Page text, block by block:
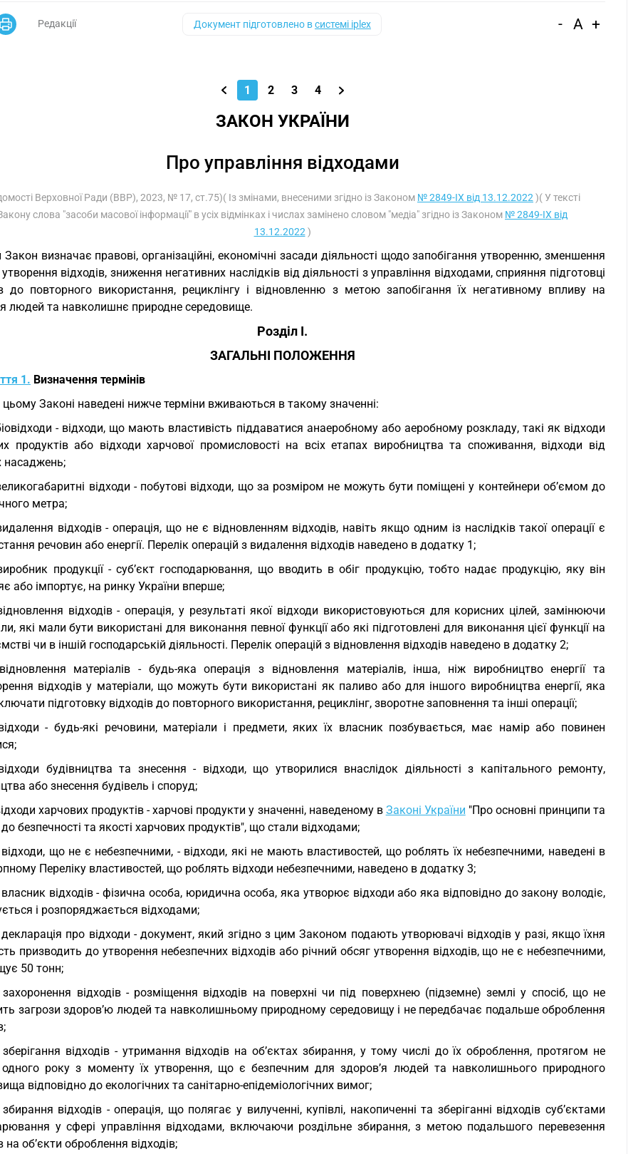
Редакції Документ підготовлено всистемі iplex - A +
1 2 3 4
ЗАКОН УКРАЇНИ
Про управління відходами
Верховної Ради (ВВР), 2023, № 17, ст.75)( Із змінами, внесеними згідно із Законом № 2849-IX від 13.12.2022 )( У тексті
слова "засоби масової інформації" в усіх відмінках і числах замінено словом "медіа" згідно із Законом № 2849-IX від
13.12.2022 )
Закон визначає правові, організаційні, економічні засади діяльності щодо запобігання утворенню, зменшення
утворення відходів, зниження негативних наслідків від діяльності з управління відходами, сприяння підготовці
до повторного використання, рециклінгу і відновленню з метою запобігання їх негативному впливу на
людей та навколишнє природне середовище.
Розділ I.
ЗАГАЛЬНІ ПОЛОЖЕННЯ
1. Визначення термінів
цьому Законі наведені нижче терміни вживаються в такому значенні:
- відходи, що мають властивість піддаватися анаеробному або аеробному розкладу, такі як відходи
продуктів або відходи харчової промисловості на всіх етапах виробництва та споживання, відходи від
насаджень;
відходи - побутові відходи, що за розміром не можуть бути поміщені у контейнери об’ємом до
метра;
відходів - операція, що не є відновленням відходів, навіть якщо одним із наслідків такої операції є
речовин або енергії. Перелік операцій з видалення відходів наведено в додатку 1;
продукції - суб’єкт господарювання, що вводить в обіг продукцію, тобто надає продукцію, яку він
або імпортує, на ринку України вперше;
відходів - операція, у результаті якої відходи використовуються для корисних цілей, замінюючи
які мали бути використані для виконання певної функції або які підготовлені для виконання цієї функції на
чи в іншій господарській діяльності. Перелік операцій з відновлення відходів наведено в додатку 2;
матеріалів - будь-яка операція з відновлення матеріалів, інша, ніж виробництво енергії та
відходів у матеріали, що можуть бути використані як паливо або для іншого виробництва енергії, яка
підготовку відходів до повторного використання, рециклінг, зворотне заповнення та інші операції;
- будь-які речовини, матеріали і предмети, яких їх власник позбувається, має намір або повинен
будівництва та знесення - відходи, що утворилися внаслідок діяльності з капітального ремонту,
або знесення будівель і споруд;
харчових продуктів - харчові продукти у значенні, наведеному в Законі України "Про основні принципи та
безпечності та якості харчових продуктів", що стали відходами;
що не є небезпечними, - відходи, які не мають властивостей, що роблять їх небезпечними, наведені в
Переліку властивостей, що роблять відходи небезпечними, наведено в додатку 3;
відходів - фізична особа, юридична особа, яка утворює відходи або яка відповідно до закону володіє,
і розпоряджається відходами;
про відходи - документ, який згідно з цим Законом подають утворювачі відходів у разі, якщо їхня
призводить до утворення небезпечних відходів або річний обсяг утворення відходів, що не є небезпечними,
50 тонн;
відходів - розміщення відходів на поверхні чи під поверхнею (підземне) землі у спосіб, що не
загрози здоров’ю людей та навколишньому природному середовищу і не передбачає подальше оброблення
відходів - утримання відходів на об’єктах збирання, у тому числі до їх оброблення, протягом не
одного року з моменту їх утворення, що є безпечним для здоров’я людей та навколишнього природного
відповідно до екологічних та санітарно-епідеміологічних вимог;
відходів - операція, що полягає у вилученні, купівлі, накопиченні та зберіганні відходів суб’єктами
у сфері управління відходами, включаючи роздільне збирання, з метою подальшого перевезення
на об’єкти оброблення відходів;